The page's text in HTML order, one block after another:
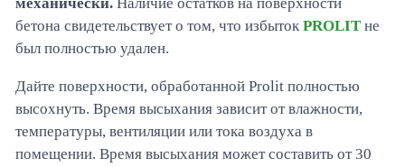
бетона свидетельствует о том, что избыток PROLIT не
был полностью удален.
Дайте поверхности, обработанной Prolit полностью
высохнуть. Время высыхания зависит от влажности,
температуры, вентиляции или тока воздуха в
помещении. Время высыхания может составить от 30